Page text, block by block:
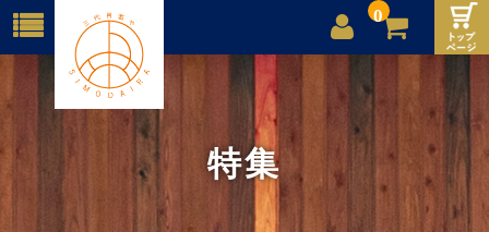
0
店舗案内
ご利用案内
送料
特集